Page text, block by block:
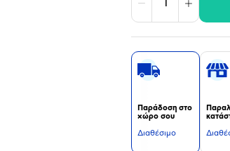
Μείωση Αύξηση
Παράδοση στο
χώρο σου
Διαθέσιμο